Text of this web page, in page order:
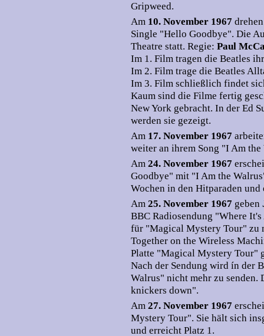
Gripweed.
Am 10. November 1967
Single "Hello Goodbye". Die
Theatre statt. Regie: Paul
Im 1. Film tragen die Beatles
Im 2. Film trage die Beatles
Im 3. Film schließlich findet
Kaum sind die Filme fertig
New York gebracht. In der Ed
werden sie gezeigt.
Am 17. November 1967
weiter an ihrem Song "I Am the
Am 24. November 1967
Goodbye" mit "I Am the
Wochen in den Hitparaden und
Am 25. November 1967 geben
BBC Radiosendung "Where
für "Magical Mystery Tour" zu
Together on the Wireless
Platte "Magical Mystery Tour"
Nach der Sendung wird ín der
Walrus" nicht mehr zu
knickers down".
Am 27. November 1967
Mystery Tour". Sie hält sich
und erreicht Platz 1.